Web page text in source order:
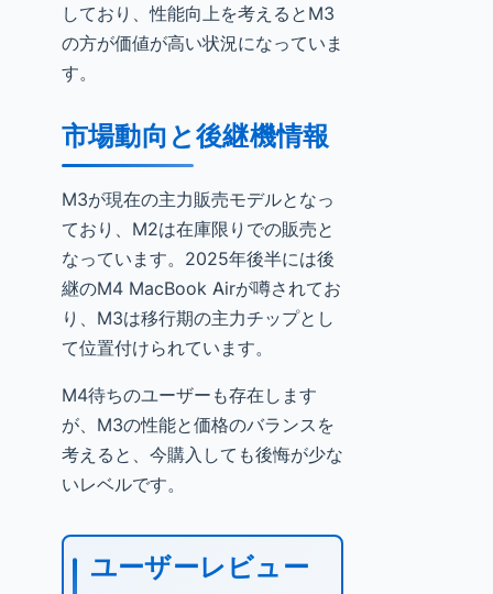
しており、性能向上を考えるとM3
の方が価値が高い状況になっていま
す。
市場動向と後継機情報
M3が現在の主力販売モデルとなっ
ており、M2は在庫限りでの販売と
なっています。2025年後半には後
継のM4 MacBook Airが噂されてお
り、M3は移行期の主力チップとし
て位置付けられています。
M4待ちのユーザーも存在します
が、M3の性能と価格のバランスを
考えると、今購入しても後悔が少な
いレベルです。
ユーザーレビュー